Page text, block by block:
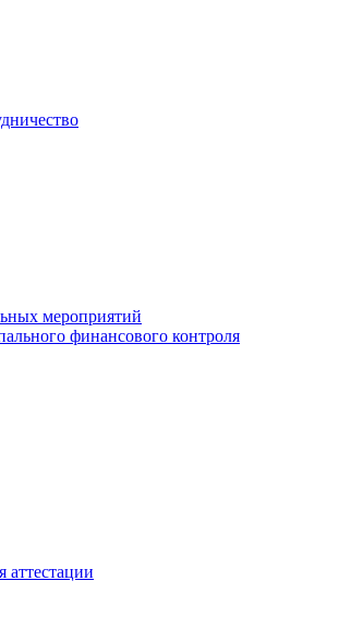
мероприятий
финансового контроля